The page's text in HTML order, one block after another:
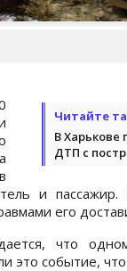
Читайте
В Харькове
ДТП с
и
его
что
это событие,